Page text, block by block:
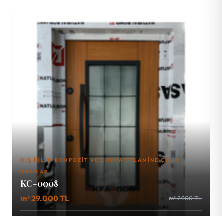
DIŞ İKLIM KOMPOZIT VE COMPACT LAMINE ÇELIK
KAPILAR
KC-0008
m² 29.000 TL m² 2.900 TL